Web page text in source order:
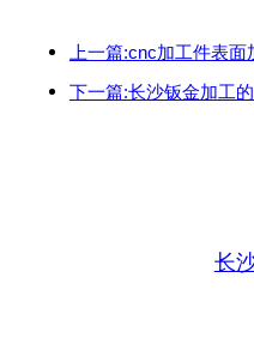
上一篇:cnc加工件表
下一篇:长沙钣金加工
长